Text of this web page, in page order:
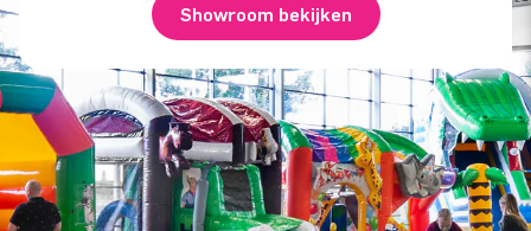
Showroom bekijken